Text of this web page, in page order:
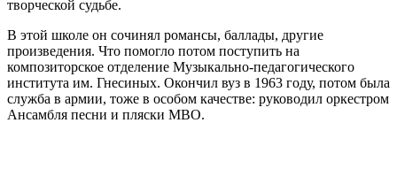
творческой судьбе.
В этой школе он сочинял романсы, баллады, другие
произведения. Что помогло потом поступить на
композиторское отделение Музыкально-педагогического
института им. Гнесиных. Окончил вуз в 1963 году, потом была
служба в армии, тоже в особом качестве: руководил оркестром
Ансамбля песни и пляски МВО.